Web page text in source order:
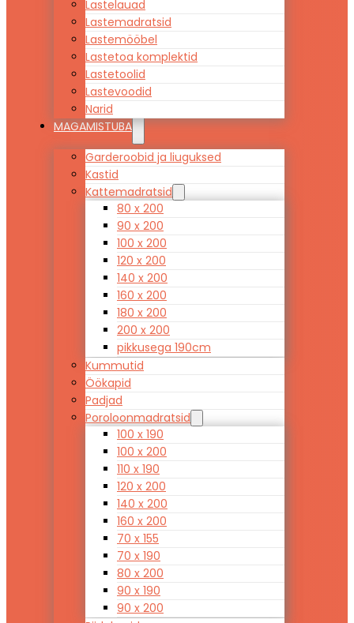
Lastelauad
Lastemadratsid
Lastemööbel
Lastetoa komplektid
Lastetoolid
Lastevoodid
Narid
MAGAMISTUBA
Garderoobid ja liuguksed
Kastid
Kattemadratsid
80 x 200
90 x 200
100 x 200
120 x 200
140 x 200
160 x 200
180 x 200
200 x 200
pikkusega 190cm
Kummutid
Öökapid
Padjad
Poroloonmadratsid
100 x 190
100 x 200
110 x 190
120 x 200
140 x 200
160 x 200
70 x 155
70 x 190
80 x 200
90 x 190
90 x 200